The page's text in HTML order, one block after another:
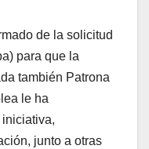
de la solicitud
para que la
también Patrona
le ha
junto a otras